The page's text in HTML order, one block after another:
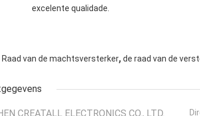
excelente qualidade.
Raad van de machtsversterker, de raad van de
CREATALL ELECTRONICS CO., LTD.